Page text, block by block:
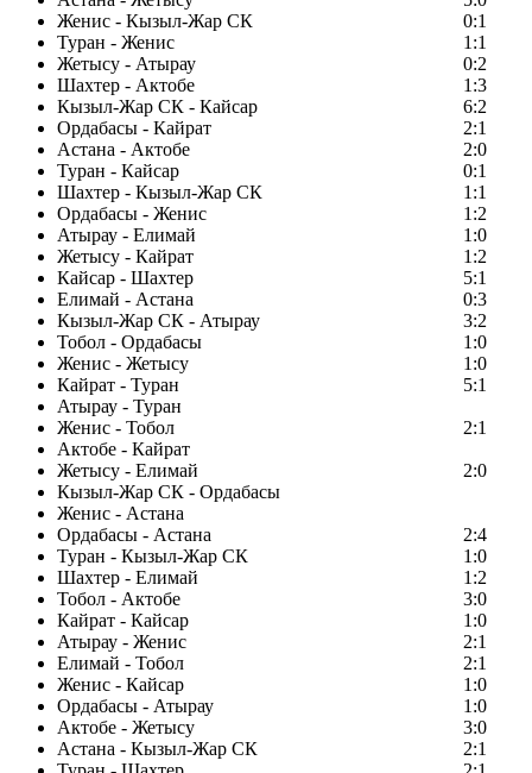
Женис - Кызыл-Жар СК
0:1
Туран - Женис
1:1
Жетысу - Атырау
0:2
Шахтер - Актобе
1:3
Кызыл-Жар СК - Кайсар
6:2
Ордабасы - Кайрат
2:1
Астана - Актобе
2:0
Туран - Кайсар
0:1
Шахтер - Кызыл-Жар СК
1:1
Ордабасы - Женис
1:2
Атырау - Елимай
1:0
Жетысу - Кайрат
1:2
Кайсар - Шахтер
5:1
Елимай - Астана
0:3
Кызыл-Жар СК - Атырау
3:2
Тобол - Ордабасы
1:0
Женис - Жетысу
1:0
Кайрат - Туран
5:1
Атырау - Туран
Женис - Тобол
2:1
Актобе - Кайрат
Жетысу - Елимай
2:0
Кызыл-Жар СК - Ордабасы
Женис - Астана
Ордабасы - Астана
2:4
Туран - Кызыл-Жар СК
1:0
Шахтер - Елимай
1:2
Тобол - Актобе
3:0
Кайрат - Кайсар
1:0
Атырау - Женис
2:1
Елимай - Тобол
2:1
Женис - Кайсар
1:0
Ордабасы - Атырау
1:0
Актобе - Жетысу
3:0
Астана - Кызыл-Жар СК
2:1